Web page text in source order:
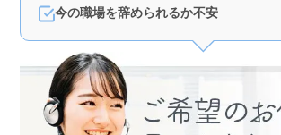
今の職場を辞められるか不安